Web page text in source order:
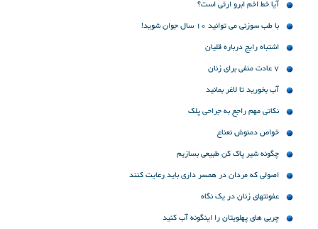
آیا خط اخم ابرو ارثی است؟
با طب سوزنی می توانید 10 سال جوان شوید!
اشتباه رایج درباره قلیان
7 عادت منفی برای زنان
آب بخورید تا لاغر بمانید
نکاتی مهم راجع به جراحی پلک
خواص دمنوش نعناع
چگونه شیر پاک‌ کن طبیعی بسازیم
اصولی که مردان در همسر داری باید رعایت کنند
عفونتهای زنان در یک نگاه
چربی های پهلویتان را اینگونه آب کنید